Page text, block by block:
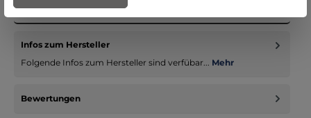
blau
Infos zum Hersteller
Folgende Infos zum Hersteller sind verfübar... Mehr
Bewertungen